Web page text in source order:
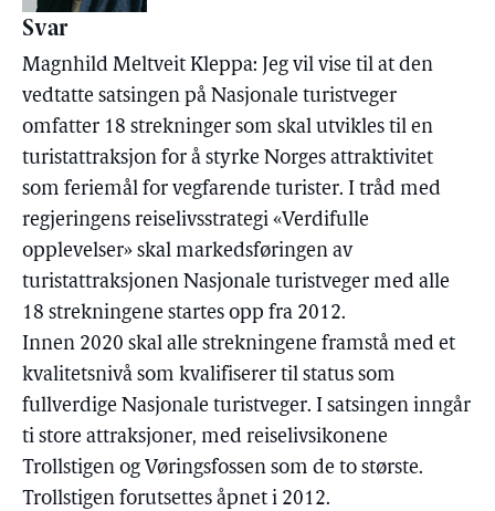
Svar
Magnhild Meltveit Kleppa: Jeg vil vise til at den
vedtatte satsingen på Nasjonale turistveger
omfatter 18 strekninger som skal utvikles til en
turistattraksjon for å styrke Norges attraktivitet
som feriemål for vegfarende turister. I tråd med
regjeringens reiselivsstrategi «Verdifulle
opplevelser» skal markedsføringen av
turistattraksjonen Nasjonale turistveger med alle
18 strekningene startes opp fra 2012.
Innen 2020 skal alle strekningene framstå med et
kvalitetsnivå som kvalifiserer til status som
fullverdige Nasjonale turistveger. I satsingen inngår
ti store attraksjoner, med reiselivsikonene
Trollstigen og Vøringsfossen som de to største.
Trollstigen forutsettes åpnet i 2012.